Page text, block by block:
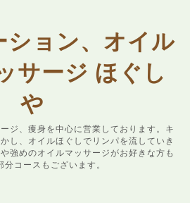
ション、オイル
サージ ほぐし
や
ジ、痩身を中心に営業しております。キ
し、オイルほぐしでリンパを流していき
強めのオイルマッサージがお好きな方も
分コースもございます。